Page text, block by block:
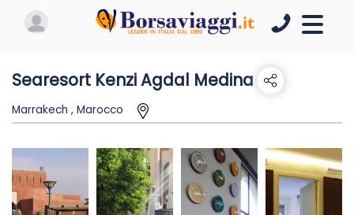
Searesort Kenzi Agdal Medina
Marrakech , Marocco